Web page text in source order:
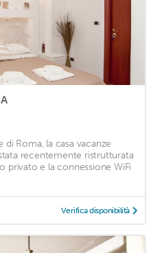
di Roma, la casa vacanze
recentemente ristrutturata
privato e la connessione WiFi
Verifica disponibilità